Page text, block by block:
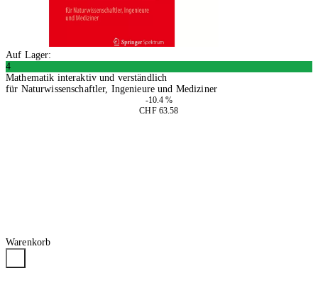
Auf Lager:
4
Mathematik interaktiv und verständlich
für Naturwissenschaftler, Ingenieure und Mediziner
-10.4 %
CHF 63.58
Warenkorb